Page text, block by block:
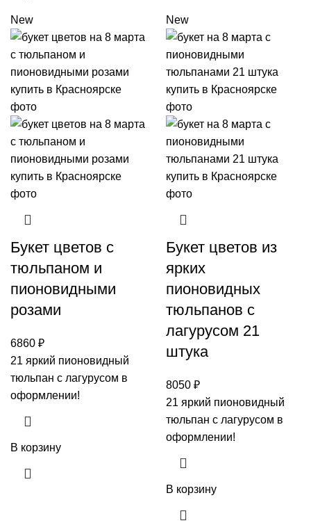
New
Букет цветов с
тюльпаном и
пионовидными
розами
6860 ₽
21 яркий пионовидный
тюльпан с лагурусом в
оформлении!
В корзину
New
Букет цветов из
ярких
пионовидных
тюльпанов с
лагурусом 21
штука
8050 ₽
21 яркий пионовидный
тюльпан с лагурусом в
оформлении!
В корзину